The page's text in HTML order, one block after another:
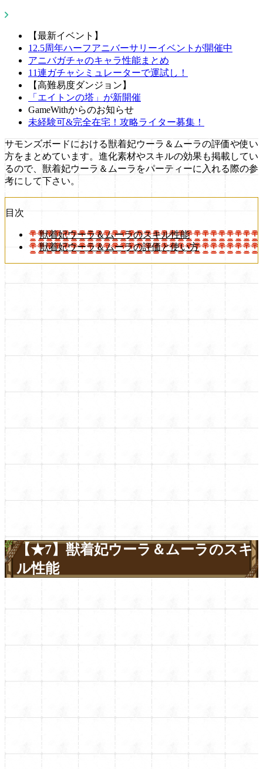
【最新イベント】
12.5周年ハーフアニバーサリーイベントが開催中
アニバガチャのキャラ性能まとめ
11連ガチャシミュレーターで運試し！
【高難易度ダンジョン】
「エイトンの塔」が新開催
GameWithからのお知らせ
未経験可&完全在宅！攻略ライター募集！
サモンズボードにおける獣着妃ウーラ＆ムーラの評価や使い
方をまとめています。進化素材やスキルの効果も掲載してい
るので、獣着妃ウーラ＆ムーラをパーティーに入れる際の参
考にして下さい。
目次
獣着妃ウーラ＆ムーラのスキル性能
獣着妃ウーラ＆ムーラの評価と使い方
【★7】獣着妃ウーラ＆ムーラのスキ
ル性能